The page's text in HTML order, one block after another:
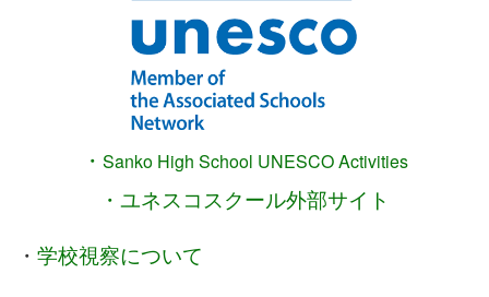
・ Sanko High School UNESCO Activities
・ユネスコスクール外部サイト
・ 学校視察について